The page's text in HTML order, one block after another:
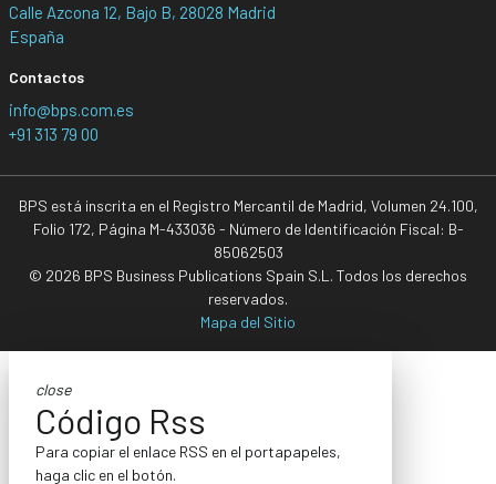
Calle Azcona 12, Bajo B, 28028 Madrid
España
Contactos
info@bps.com.es
+91 313 79 00
BPS está inscrita en el Registro Mercantil de Madrid, Volumen 24.100,
Folio 172, Página M-433036 - Número de Identificación Fiscal: B-
85062503
© 2026 BPS Business Publications Spain S.L. Todos los derechos
reservados.
Mapa del Sitio
close
Código Rss
Para copiar el enlace RSS en el portapapeles,
haga clic en el botón.